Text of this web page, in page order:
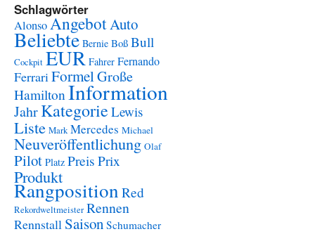
Schlagwörter
AlonsoAngebotAuto
Beliebte Bernie Boß Bull
Cockpit EUR Fahrer Fernando
FerrariFormelGroße
HamiltonInformation
JahrKategorie Lewis
Liste Mark Mercedes Michael
Neuveröffentlichung Olaf
Pilot Platz Preis Prix
Produkt
Rangposition Red
Rekordweltmeister Rennen
Rennstall Saison Schumacher